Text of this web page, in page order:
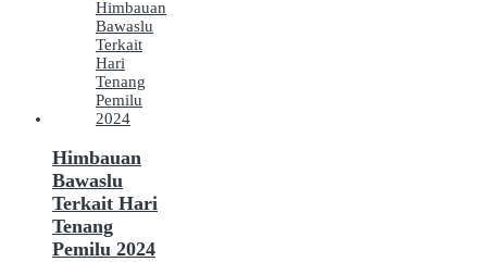
Himbauan
Bawaslu
Terkait Hari
Tenang
Pemilu 2024